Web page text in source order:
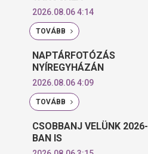
2026.08.06 4:14
TOVÁBB
NAPTÁRFOTÓZÁS
NYÍREGYHÁZÁN
2026.08.06 4:09
TOVÁBB
CSOBBANJ VELÜNK 2026-
BAN IS